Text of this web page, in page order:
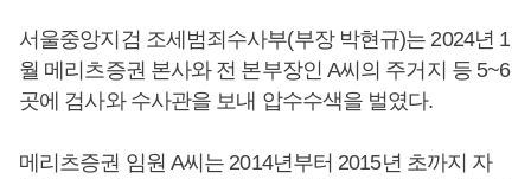
서울중앙지검 조세범죄수사부(부장 박현규)는 2024년 1
월 메리츠증권 본사와 전 본부장인 A씨의 주거지 등 5~6
곳에 검사와 수사관을 보내 압수수색을 벌였다.
메리츠증권 임원 A씨는 2014년부터 2015년 초까지 자